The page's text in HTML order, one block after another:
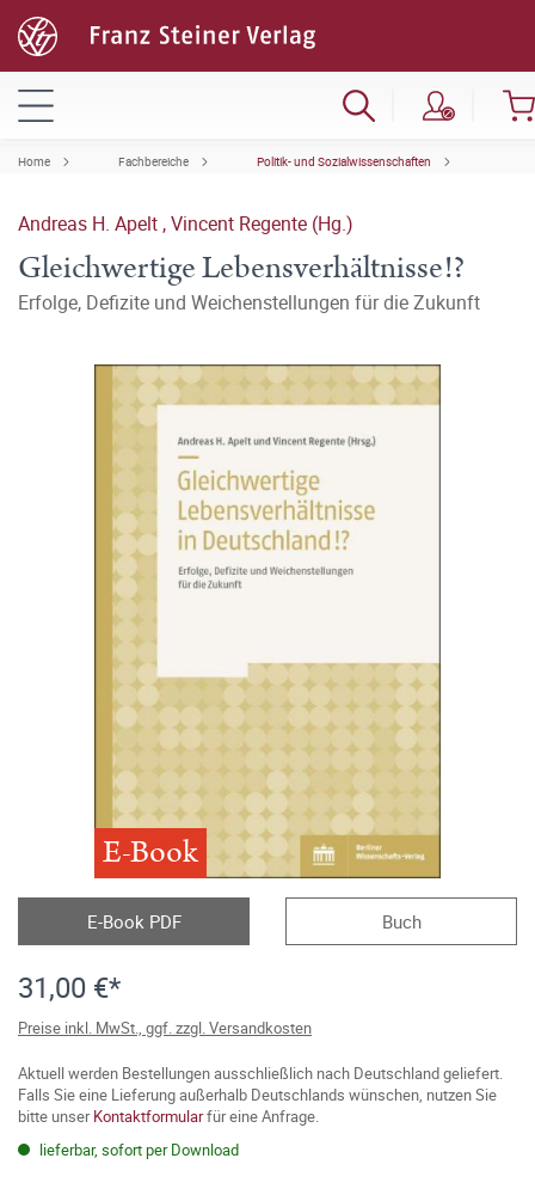
Home Fachbereiche Politik- und Sozialwissenschaften
Andreas H. Apelt ,Vincent Regente (Hg.)
Gleichwertige Lebensverhältnisse!?
Erfolge, Defizite und Weichenstellungen für die Zukunft
E-Book
E-Book PDF Buch
31,00 €*
Preise inkl. MwSt., ggf. zzgl. Versandkosten
Aktuell werden Bestellungen ausschließlich nach Deutschland geliefert.
Falls Sie eine Lieferung außerhalb Deutschlands wünschen, nutzen Sie
bitte unserKontaktformularfür eine Anfrage.
lieferbar, sofort per Download